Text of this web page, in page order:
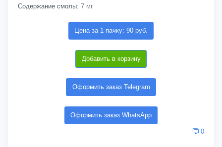
Содержание смолы: 7 мг
Цена за 1 пачку: 90 руб.
Добавить в корзину
Оформить заказ Telegram
Оформить заказ WhatsApp
0